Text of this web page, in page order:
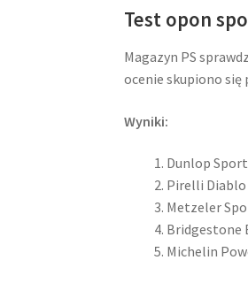
Test opon
Magazyn PS
ocenie skupiono się
Wyniki:
Dunlop
Pirelli Diablo
Metzeler
Bridgestone
Michelin